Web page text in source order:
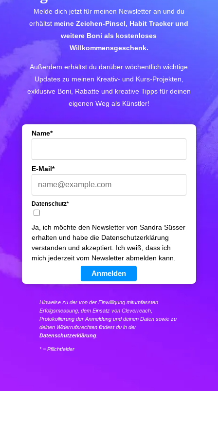
Melde dich jetzt für meinen Newsletter an und du
erhältst meine Zeichen-Pinsel, Habit Tracker und
weitere Boni als kostenloses
Willkommensgeschenk.
Außerdem erhältst du darüber wöchentlich wichtige
Updates zu meinen Kreativ- und Kurs-Projekten,
exklusive Boni, Rabatte und kreative Tipps für deinen
eigenen Weg als Künstler!
Name*
E-Mail*
Datenschutz*
Ja, ich möchte den Newsletter von Sandra Süsser
erhalten und habe die Datenschutzerklärung
verstanden und akzeptiert. Ich weiß, dass ich
mich jederzeit vom Newsletter abmelden kann.
Anmelden
Hinweise zu der von der Einwilligung mitumfassten
Erfolgsmessung, dem Einsatz von Cleverreach,
Protokollierung der Anmeldung und deinen Daten sowie zu
deinen Widerrufsrechten findest du in der
Datenschutzerklärung.
* = Pflichtfelder